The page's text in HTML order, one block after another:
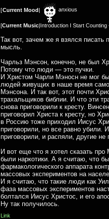
[Current Mood| anxious
[Current Music|Introduction I Start
Так вот, зачем же я взялся
мысль.
Чарльз Мэнсон, конечно, не был
Потому что люди — это пучки.
И Христом Чарли Мэносн не мог
людей живущих в наше время
Мэнсона. И так вот, этот почти
трахальщиков библии. И что эти
снова приговорили к кресту.
приговорил Христа к кресту, но
в Россию тоже приходил Иисус
приговорили, но все равно убили.
приговорили, и распяли, другие не
И вот еще что я хотел сказать про
были наркотики. А я считаю, что
фармакологического аппарата
массовых экспериментов на
И я считаю, что такие люди как
фаза массовых экспериментов
болтался Иисус Христос, и его
Ну так получилось.
Link